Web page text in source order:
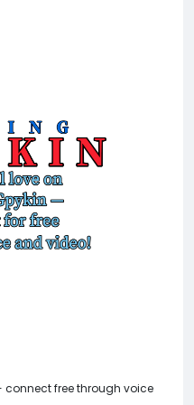
connect free through voice